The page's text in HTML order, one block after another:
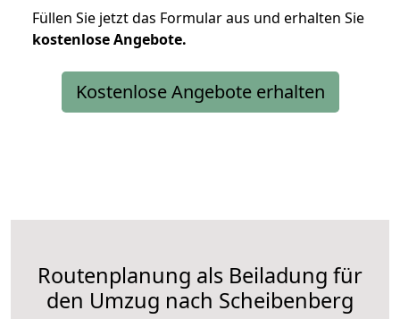
Füllen Sie jetzt das Formular aus und erhalten Sie
kostenloseAngebote.
Kostenlose Angebote erhalten
Routenplanung als Beiladung für
den Umzug nach Scheibenberg